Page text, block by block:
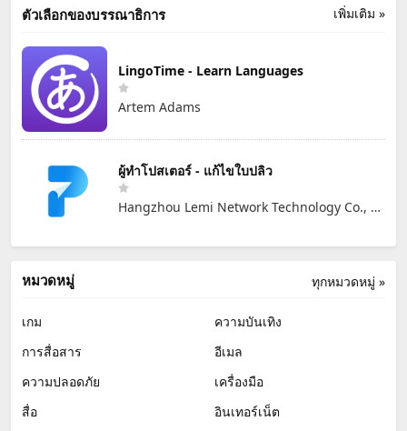
เพิ่มเติม »
ตัวเลือกของบรรณาธิการ
LingoTime - Learn Languages
Artem Adams
ผู้ทำโปสเตอร์ - แก้ไขใบปลิว
Hangzhou Lemi Network Technology Co., Ltd
ทุกหมวดหมู่ »
หมวดหมู่
เกม
ความบันเทิง
การสื่อสาร
อีเมล
ความปลอดภัย
เครื่องมือ
สื่อ
อินเทอร์เน็ต